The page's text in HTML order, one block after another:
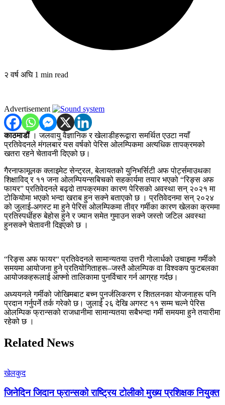
२ वर्ष अघि 1 min read
Advertisement
काठमाडौं। जलवायु वैज्ञानिक र खेलाडीहरूद्वारा समर्थित एउटा नयाँ
प्रतिवेदनले मंगलबार यस वर्षको पेरिस ओलम्पिकमा अत्यधिक तापक्रमको
खतरा रहने चेतावनी दिएको छ।
गैरनाफामूलक क्लाइमेट सेन्ट्रल, बेलायतको युनिभर्सिटी अफ पोर्ट्समाउथका
शिक्षाविद् र ११ जना ओलम्पियन्सबिचको सहकार्यमा तयार भएको “रिङ्स अफ
फायर” प्रतिवेदनले बढ्दो तापक्रमका कारण पेरिसको अवस्था सन् २०२१ मा
टोकियोमा भएको भन्दा खराब हुन सक्ने बताएको छ । प्रतिवेदनमा सन् २०२४
को जुलाई-अगस्ट मा हुने पेरिस ओलम्पिकमा तीव्र गर्मीका कारण खेलका क्रममा
प्रतिस्पर्धीहरु बेहोस हुने र ज्यान समेत गुमाउन सक्ने जस्तो जटिल अवस्था
हुनसक्ने चेतावनी दिइएको छ ।
“रिङ्स अफ फायर“ प्रतिवेदनले सामान्यतया उत्तरी गोलार्धको उचाइमा गर्मीको
समयमा आयोजना हुने प्रतियोगिताहरू–जस्तै ओलम्पिक वा विश्वकप फुटबलका
आयोजकहरूलाई आफ्नो तालिकामा पुनर्विचार गर्न आग्रह गर्दछ।
अध्ययनले गर्मीको जोखिमबाट बच्न पुनर्जलिकरण र शितलनका योजनाहरू पनि
प्रदान गर्नुपर्ने तर्क गरेको छ। जुलाई २६ देखि अगस्ट ११ सम्म चल्ने पेरिस
ओलम्पिक फ्रान्सको राजधानीमा सामान्यतया सबैभन्दा गर्मी समयमा हुने तयारीमा
रहेको छ ।
Related News
खेलकुद
जिनेदिन जिदान फ्रान्सको राष्ट्रिय टोलीको मुख्य प्रशिक्षक नियुक्त